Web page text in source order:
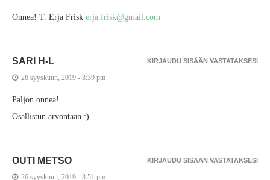
Onnea! T. Erja Frisk erja.frisk@gmail.com
SARI H-L
26 syyskuun, 2019 - 3:39 pm
Paljon onnea!
Osallistun arvontaan :)
KIRJAUDU SISÄÄN VASTATAKSESI
OUTI METSO
26 syyskuun, 2019 - 3:51 pm
KIRJAUDU SISÄÄN VASTATAKSESI